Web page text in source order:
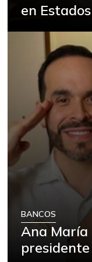
07/25/2026
FUENTE:
de Precios),
en
BANCOS
Ana María